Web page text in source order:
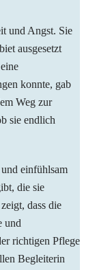
und Angst. Sie
ausgesetzt
konnte, gab
Weg zur
sie endlich
einfühlsam
die sie
dass die
und
richtigen Pflege
Begleiterin